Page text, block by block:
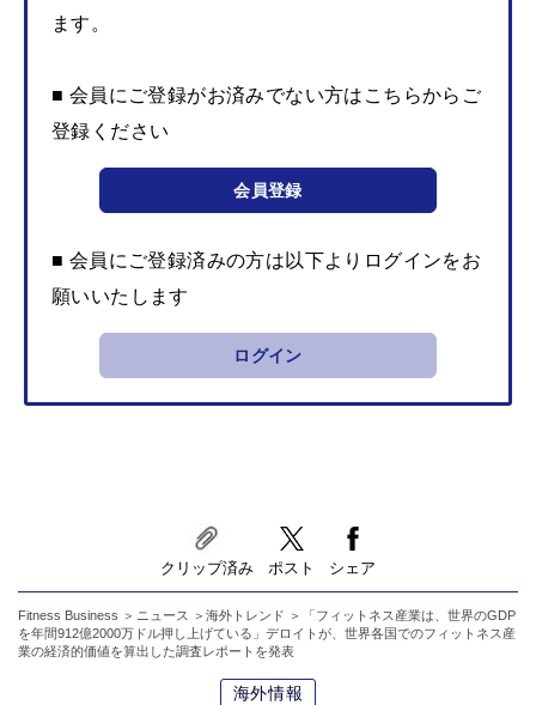
ます。
■ 会員にご登録がお済みでない方はこちらからご
登録ください
会員登録
■ 会員にご登録済みの方は以下よりログインをお
願いいたします
ログイン
クリップ済み ポスト シェア
Fitness Business ニュース 海外トレンド
「フィットネス産業は、世界のGDP
を年間912億2000万ドル押し上げている」デロイトが、世界各国でのフィットネス産
業の経済的価値を算出した調査レポートを発表
海外情報